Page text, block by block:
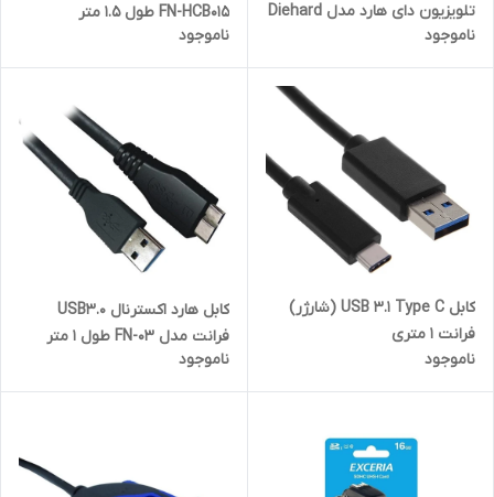
تلویزیون دای هارد مدل Diehard
M2 plus
ناموجود
FN-HCB015 طول 1.5 متر
ناموجود
کابل USB 3.1 Type C (شارژر)
فرانت 1 متری
ناموجود
کابل هارد اکسترنال USB3.0
فرانت مدل FN-03 طول 1 متر
ناموجود